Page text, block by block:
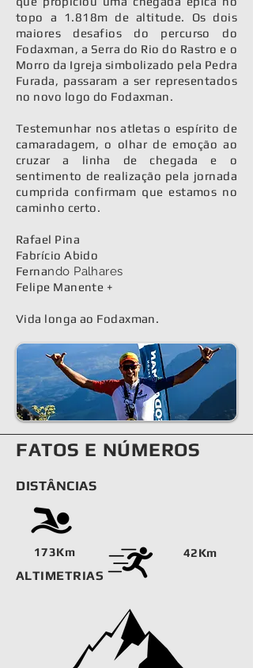
topo a 1.818m de altitude. Os dois
maiores desafios do percurso do
Fodaxman, a Serra do Rio do Rastro e o
Morro da Igreja simbolizado pela Pedra
Furada, passaram a ser representados
no novo logo do Fodaxman.
Testemunhar nos atletas o espírito de
camaradagem, o olhar de emoção ao
cruzar a linha de chegada e o
sentimento de realização pela jornada
cumprida confirmam que estamos no
caminho certo.
Rafael Pina
Fabrício Abido
Fernando Palhares
Felipe Manente +
Vida longa ao Fodaxman.
FATOS E NÚMEROS
DISTÂNCIAS
173Km 42Km
ALTIMETRIAS